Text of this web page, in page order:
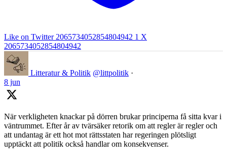
Like on Twitter 2065734052854804942 1 X
2065734052854804942
Litteratur & Politik @littpolitik ·
8 jun
När verkligheten knackar på dörren brukar principerna få sitta kvar i
väntrummet. Efter år av tvärsäker retorik om att regler är regler och
att undantag är ett hot mot rättsstaten har regeringen plötsligt
upptäckt att politik också handlar om konsekvenser.